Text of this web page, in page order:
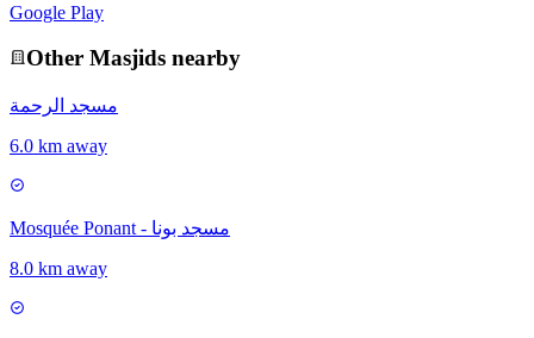
Google Play
Other Masjids nearby
مسجد الرحمة
6.0 km away
Mosquée Ponant - مسجد بونا
8.0 km away